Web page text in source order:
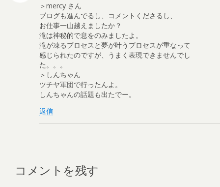
＞mercy さん
ブログも進んでるし、コメントくださるし、
お仕事一山越えましたか？
滝は神秘的で息をのみましたよ。
滝が凍るプロセスと夢が叶うプロセスが重なって
感じられたのですが、うまく表現できませんでし
た。。。
＞しんちゃん
ツチヤ軍団で行ったんよ。
しんちゃんの話題も出たでー。
返信
コメントを残す